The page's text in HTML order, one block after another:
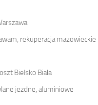
rekuperacja mazowieckie
Bielsko Biała
jezdne, aluminiowe